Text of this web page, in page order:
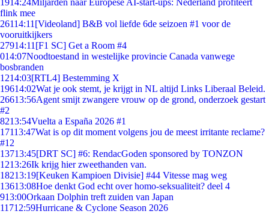
1914:24Miljarden naar Europese AI-start-ups: Nederland profiteert
flink mee
26114:11 [Videoland] B&B vol liefde 6de seizoen #1 voor de
vooruitkijkers
27914:11 [F1 SC] Get a Room #4
014:07Noodtoestand in westelijke provincie Canada vanwege
bosbranden
1214:03[RTL4] Bestemming X
19614:02Wat je ook stemt, je krijgt in NL altijd Links Liberaal Beleid.
26613:56Agent smijt zwangere vrouw op de grond, onderzoek gestart
#2
8213:54Vuelta a España 2026 #1
17113:47Wat is op dit moment volgens jou de meest irritante reclame?
#12
13713:45[DRT SC] #6: RendacGoden sponsored by TONZON
1213:26Ik krijg hier zweethanden van.
18213:19[Keuken Kampioen Divisie] #44 Vitesse mag weg
13613:08Hoe denkt God echt over homo-seksualiteit? deel 4
913:00Orkaan Dolphin treft zuiden van Japan
11712:59Hurricane & Cyclone Season 2026